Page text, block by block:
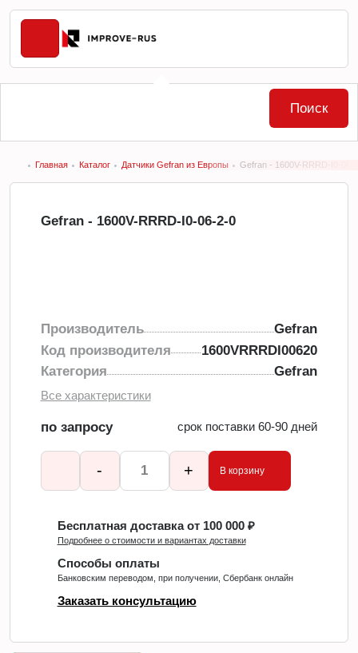
Главная Каталог Датчики Gefran из Европы Gefran - 1600V-RRRD-I0-06-
Gefran - 1600V-RRRD-I0-06-2-0
Производитель
Gefran
Код производителя
1600VRRRDI00620
Категория
Gefran
Все характеристики
по запросу срок поставки 60-90 дней
- + В корзину
Бесплатная доставка от 100 000 ₽
Подробнее о стоимости и вариантах доставки
Способы оплаты
Банковским переводом, при получении, Сбербанк онлайн
Заказать консультацию
Поиск